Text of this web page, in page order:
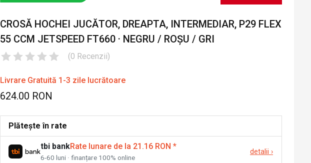
CROSĂ HOCHEI JUCĂTOR, DREAPTA, INTERMEDIAR, P29 FLEX
55 CCM JETSPEED FT660 · NEGRU / ROȘU / GRI
(0 Recenzii)
Livrare Gratuită 1-3 zile lucrătoare
624.00 RON
Plătește în rate
tbi bankRate lunare de la 21.16 RON *
6-60 luni · finanțare 100% online
detalii ›